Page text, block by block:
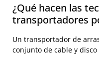
¿Qué hacen las
transportadores
Un transportador de
conjunto de cable y disco